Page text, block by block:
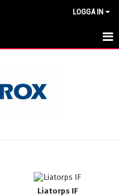
LOGGA IN
Liatorps IF